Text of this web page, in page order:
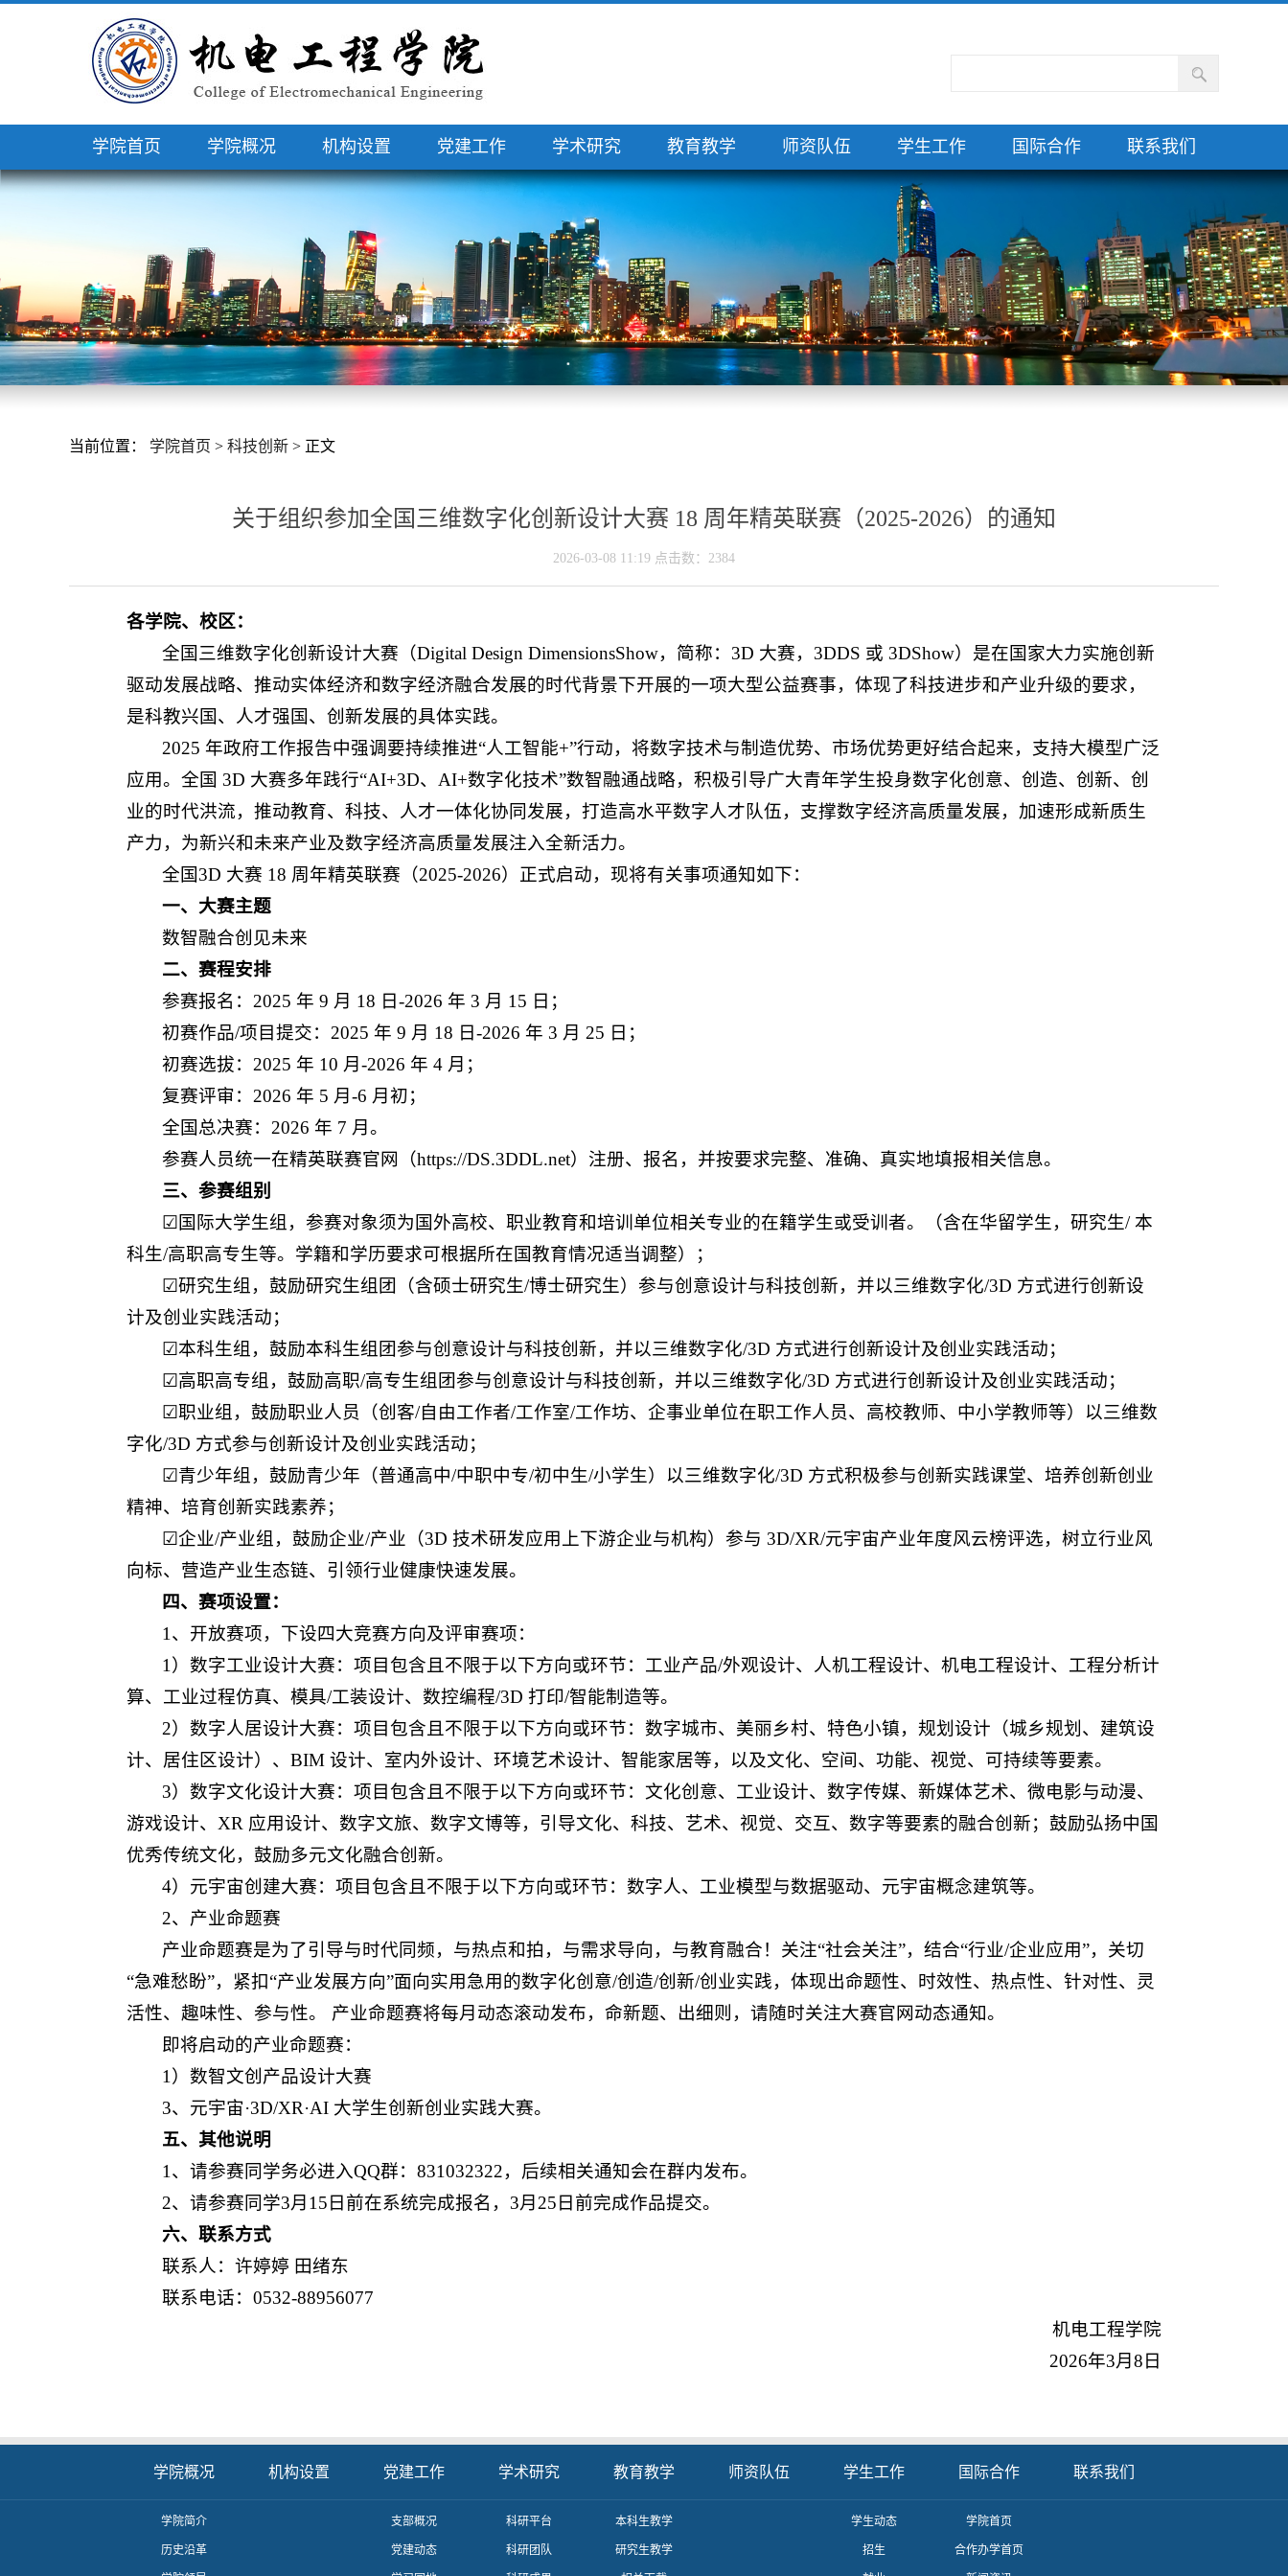
学院首页 学院概况 机构设置 党建工作 学术研究 教育教学 师资队伍 学生工作 国际合作 联系我们
当前位置： 学院首页 > 科技创新 > 正文
关于组织参加全国三维数字化创新设计大赛 18 周年精英联赛（2025-2026）的通知
2026-03-08 11:19 点击数： 2384
各学院、校区：
全国三维数字化创新设计大赛（Digital Design DimensionsShow，简称：3D 大赛，3DDS 或 3DShow）是在国家大力实施创新
驱动发展战略、推动实体经济和数字经济融合发展的时代背景下开展的一项大型公益赛事，体现了科技进步和产业升级的要求，
是科教兴国、人才强国、创新发展的具体实践。
2025 年政府工作报告中强调要持续推进“人工智能+”行动，将数字技术与制造优势、市场优势更好结合起来，支持大模型广泛
应用。全国 3D 大赛多年践行“AI+3D、AI+数字化技术”数智融通战略，积极引导广大青年学生投身数字化创意、创造、创新、创
业的时代洪流，推动教育、科技、人才一体化协同发展，打造高水平数字人才队伍，支撑数字经济高质量发展，加速形成新质生
产力，为新兴和未来产业及数字经济高质量发展注入全新活力。
全国3D 大赛 18 周年精英联赛（2025-2026）正式启动，现将有关事项通知如下：
一、大赛主题
数智融合创见未来
二、赛程安排
参赛报名：2025 年 9 月 18 日-2026 年 3 月 15 日；
初赛作品/项目提交：2025 年 9 月 18 日-2026 年 3 月 25 日；
初赛选拔：2025 年 10 月-2026 年 4 月；
复赛评审：2026 年 5 月-6 月初；
全国总决赛：2026 年 7 月。
参赛人员统一在精英联赛官网（https://DS.3DDL.net）注册、报名，并按要求完整、准确、真实地填报相关信息。
三、参赛组别
☑国际大学生组，参赛对象须为国外高校、职业教育和培训单位相关专业的在籍学生或受训者。（含在华留学生，研究生/ 本
科生/高职高专生等。学籍和学历要求可根据所在国教育情况适当调整）；
☑研究生组，鼓励研究生组团（含硕士研究生/博士研究生）参与创意设计与科技创新，并以三维数字化/3D 方式进行创新设
计及创业实践活动；
☑本科生组，鼓励本科生组团参与创意设计与科技创新，并以三维数字化/3D 方式进行创新设计及创业实践活动；
☑高职高专组，鼓励高职/高专生组团参与创意设计与科技创新，并以三维数字化/3D 方式进行创新设计及创业实践活动；
☑职业组，鼓励职业人员（创客/自由工作者/工作室/工作坊、企事业单位在职工作人员、高校教师、中小学教师等）以三维数
字化/3D 方式参与创新设计及创业实践活动；
☑青少年组，鼓励青少年（普通高中/中职中专/初中生/小学生）以三维数字化/3D 方式积极参与创新实践课堂、培养创新创业
精神、培育创新实践素养；
☑企业/产业组，鼓励企业/产业（3D 技术研发应用上下游企业与机构）参与 3D/XR/元宇宙产业年度风云榜评选，树立行业风
向标、营造产业生态链、引领行业健康快速发展。
四、赛项设置：
1、开放赛项，下设四大竞赛方向及评审赛项：
1）数字工业设计大赛：项目包含且不限于以下方向或环节：工业产品/外观设计、人机工程设计、机电工程设计、工程分析计
算、工业过程仿真、模具/工装设计、数控编程/3D 打印/智能制造等。
2）数字人居设计大赛：项目包含且不限于以下方向或环节：数字城市、美丽乡村、特色小镇，规划设计（城乡规划、建筑设
计、居住区设计）、BIM 设计、室内外设计、环境艺术设计、智能家居等，以及文化、空间、功能、视觉、可持续等要素。
3）数字文化设计大赛：项目包含且不限于以下方向或环节：文化创意、工业设计、数字传媒、新媒体艺术、微电影与动漫、
游戏设计、XR 应用设计、数字文旅、数字文博等，引导文化、科技、艺术、视觉、交互、数字等要素的融合创新；鼓励弘扬中国
优秀传统文化，鼓励多元文化融合创新。
4）元宇宙创建大赛：项目包含且不限于以下方向或环节：数字人、工业模型与数据驱动、元宇宙概念建筑等。
2、产业命题赛
产业命题赛是为了引导与时代同频，与热点和拍，与需求导向，与教育融合！关注“社会关注”，结合“行业/企业应用”，关切
“急难愁盼”，紧扣“产业发展方向”面向实用急用的数字化创意/创造/创新/创业实践，体现出命题性、时效性、热点性、针对性、灵
活性、趣味性、参与性。 产业命题赛将每月动态滚动发布，命新题、出细则，请随时关注大赛官网动态通知。
即将启动的产业命题赛：
1）数智文创产品设计大赛
3、元宇宙·3D/XR·AI 大学生创新创业实践大赛。
五、其他说明
1、请参赛同学务必进入QQ群：831032322，后续相关通知会在群内发布。
2、请参赛同学3月15日前在系统完成报名，3月25日前完成作品提交。
六、联系方式
联系人：许婷婷 田绪东
联系电话：0532-88956077
机电工程学院
2026年3月8日
学院概况
学院简介
历史沿革
机构设置 党建工作
支部概况
党建动态
学术研究
科研平台
科研团队
教育教学
本科生教学
研究生教学
师资队伍 学生工作
学生动态
招生
国际合作
学院首页
合作办学首页
联系我们